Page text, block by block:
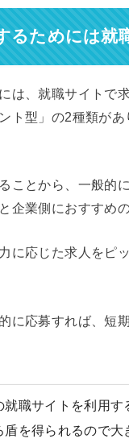
るためには就
は、就職サイトで
ト型」の2種類が
ことから、一般的
企業側におすすめ
に応じた求人をピ
に応募すれば、短
就職サイトを利用
を得られるので大